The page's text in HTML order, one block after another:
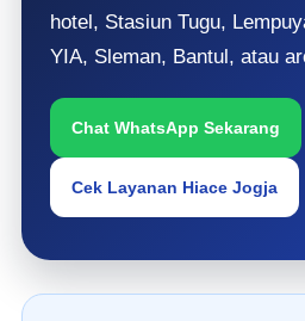
hotel, Stasiun Tugu,
YIA, Sleman, Bantul, atau
Chat WhatsApp Sekarang
Cek Layanan Hiace Jogja